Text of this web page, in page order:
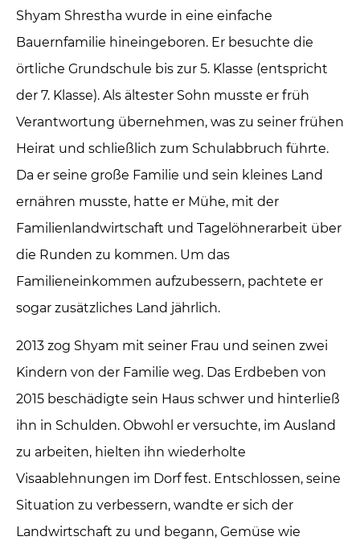
Shyam Shrestha wurde in eine einfache
Bauernfamilie hineingeboren. Er besuchte die
örtliche Grundschule bis zur 5. Klasse (entspricht
der 7. Klasse). Als ältester Sohn musste er früh
Verantwortung übernehmen, was zu seiner frühen
Heirat und schließlich zum Schulabbruch führte.
Da er seine große Familie und sein kleines Land
ernähren musste, hatte er Mühe, mit der
Familienlandwirtschaft und Tagelöhnerarbeit über
die Runden zu kommen. Um das
Familieneinkommen aufzubessern, pachtete er
sogar zusätzliches Land jährlich.
2013 zog Shyam mit seiner Frau und seinen zwei
Kindern von der Familie weg. Das Erdbeben von
2015 beschädigte sein Haus schwer und hinterließ
ihn in Schulden. Obwohl er versuchte, im Ausland
zu arbeiten, hielten ihn wiederholte
Visaablehnungen im Dorf fest. Entschlossen, seine
Situation zu verbessern, wandte er sich der
Landwirtschaft zu und begann, Gemüse wie